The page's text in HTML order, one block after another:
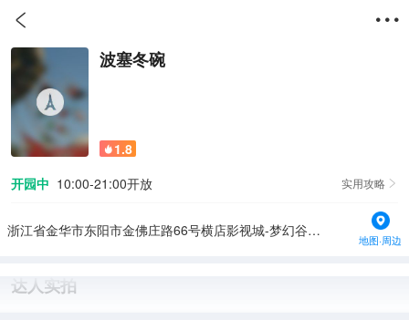
 
波塞冬碗
 1.8
开园中 10:00-21:00开放 实用攻略 
浙江省金华市东阳市金佛庄路66号横店影视城-梦幻谷景区
地图·周边
达人实拍